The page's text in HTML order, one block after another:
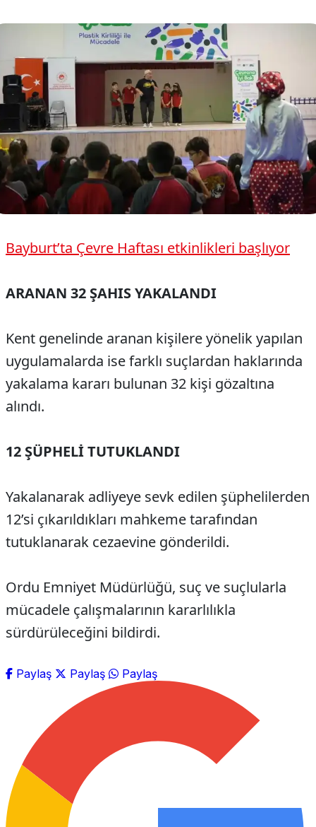
Bayburt’ta Çevre Haftası etkinlikleri başlıyor
ARANAN 32 ŞAHIS YAKALANDI
Kent genelinde aranan kişilere yönelik yapılan
uygulamalarda ise farklı suçlardan haklarında
yakalama kararı bulunan 32 kişi gözaltına
alındı.
12 ŞÜPHELİ TUTUKLANDI
Yakalanarak adliyeye sevk edilen şüphelilerden
12’si çıkarıldıkları mahkeme tarafından
tutuklanarak cezaevine gönderildi.
Ordu Emniyet Müdürlüğü, suç ve suçlularla
mücadele çalışmalarının kararlılıkla
sürdürüleceğini bildirdi.
Paylaş Paylaş Paylaş